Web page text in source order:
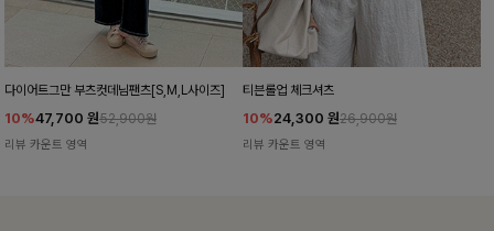
다이어트그만 부츠컷데님팬츠[S,M,L사이즈]
10%47,700 원52,900원
리뷰 카운트 영역
티븐롤업 체크셔츠
10%24,300 원26,900원
리뷰 카운트 영역